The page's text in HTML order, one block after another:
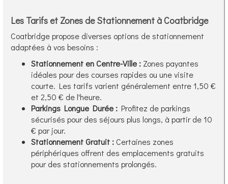
Les Tarifs et Zones de Stationnement à Coatbridge
Coatbridge propose diverses options de stationnement
adaptées à vos besoins :
Stationnement en Centre-Ville : Zones payantes
idéales pour des courses rapides ou une visite
courte. Les tarifs varient généralement entre 1,50 €
et 2,50 € de l'heure.
Parkings Longue Durée : Profitez de parkings
sécurisés pour des séjours plus longs, à partir de 10
€ par jour.
Stationnement Gratuit :Certaines zones
périphériques offrent des emplacements gratuits
pour des stationnements prolongés.